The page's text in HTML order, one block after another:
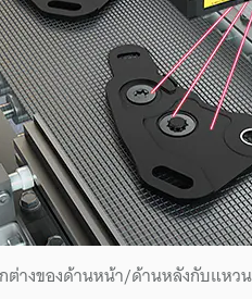
างของด้านหน้า/ด้านหลังกับแหว